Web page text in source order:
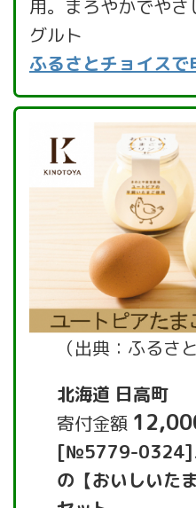
用。まろやかでや
グルト
ふるさとチョイスで
（出典：ふるさ
北海道 日高町
寄付金額
[№5779-0324]
の【おいしいた